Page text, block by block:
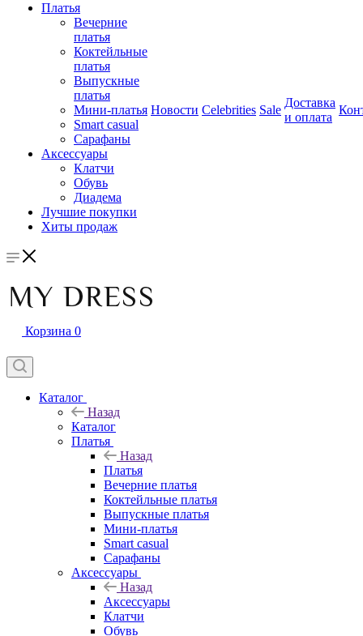
Платья
Вечерние
платья
Коктейльные
платья
Выпускные
платья
Мини-платья
Smart casual
Сарафаны
Аксессуары
Клатчи
Обувь
Диадема
Лучшие покупки
Хиты продаж
Новости Celebrities Sale
Доставка
и оплата
Корзина 0
Каталог
Назад
Каталог
Платья
Назад
Платья
Вечерние платья
Коктейльные платья
Выпускные платья
Мини-платья
Smart casual
Сарафаны
Аксессуары
Назад
Аксессуары
Клатчи
Обувь